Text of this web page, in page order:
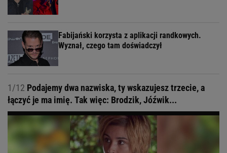
Fabijański korzysta z aplikacji randkowych.
Wyznał, czego tam doświadczył
1/12 Podajemy dwa nazwiska, ty wskazujesz trzecie, a
łączyć je ma imię. Tak więc: Brodzik, Jóźwik...